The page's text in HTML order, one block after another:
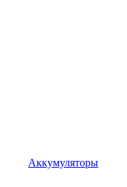
Аккумуляторы